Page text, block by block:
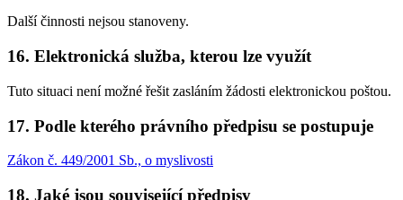
Další činnosti nejsou stanoveny.
16. Elektronická služba, kterou lze využít
Tuto situaci není možné řešit zasláním žádosti elektronickou poštou.
17. Podle kterého právního předpisu se postupuje
Zákon č. 449/2001 Sb., o myslivosti
18. Jaké jsou související předpisy